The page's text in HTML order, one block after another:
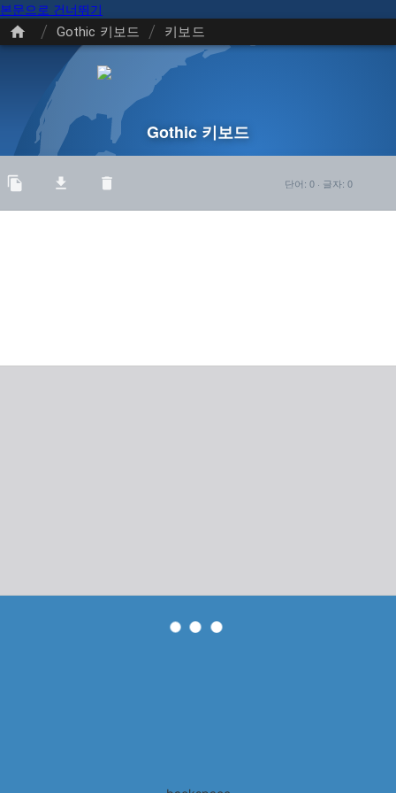
본문으로 건너뛰기
/ Gothic 키보드 / 키보드
Gothic 키보드
단어: 0 · 글자: 0